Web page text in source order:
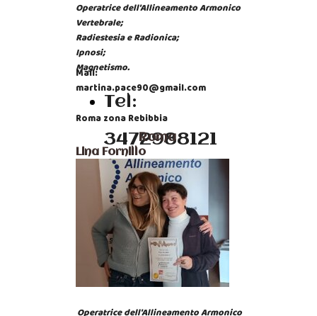
Operatrice dell'Allineamento Armonico
Vertebrale;
Radiestesia e Radionica;
Ipnosi;
Magnetismo.
Mail:
martina.pace90@gmail.com
Roma zona Rebibbia
Tel:
3472988121
Roma
Lina Fornillo
Operatrice dell'Allineamento Armonico